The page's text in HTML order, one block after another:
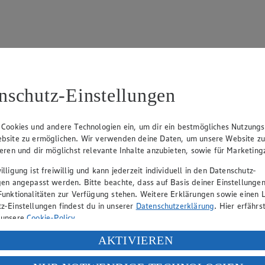
Claus Hollinger (Vorstandsmitglied, Sprecher), Dr. Dirk
gewährt Ihnen jedoch das Recht, den auf dieser Website
und Vervielfältigung von Bildmaterial oder Grafiken aus
verantwortlich. Firma und Anschriften unserer
hin, dass wir nicht an einem Streitbeilegungsverfahren vor einer
Einstellungen
und andere Technologien ein, um dir ein bestmögliches
zu ermöglichen. Wir verwenden deine Daten, um unsere Website zu
und dir möglichst relevante Inhalte anzubieten, sowie für
ist freiwillig und kann jederzeit individuell in den Datenschutz-
angepasst werden. Bitte beachte, dass auf Basis deiner
zur Verfügung stehen. Weitere Erklärungen sowie einen
Einstellungen findest du in unserer Datenschutzerklärung. Hier
Cookie-Policy.
deiner personenbezogenen Daten in den USA durch Facebook und
„Aktivieren“ klickst, willigst du im Sinne des Art. 49 Abs. 1 Satz 1 lit.
AKTIVIEREN